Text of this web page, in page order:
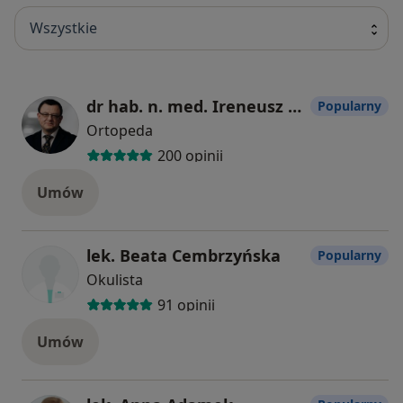
Wszystkie
dr hab. n. med. Ireneusz Babiak
Ortopeda
200 opinii
Popularny
Umów
lek. Beata Cembrzyńska
Okulista
91 opinii
Popularny
Umów